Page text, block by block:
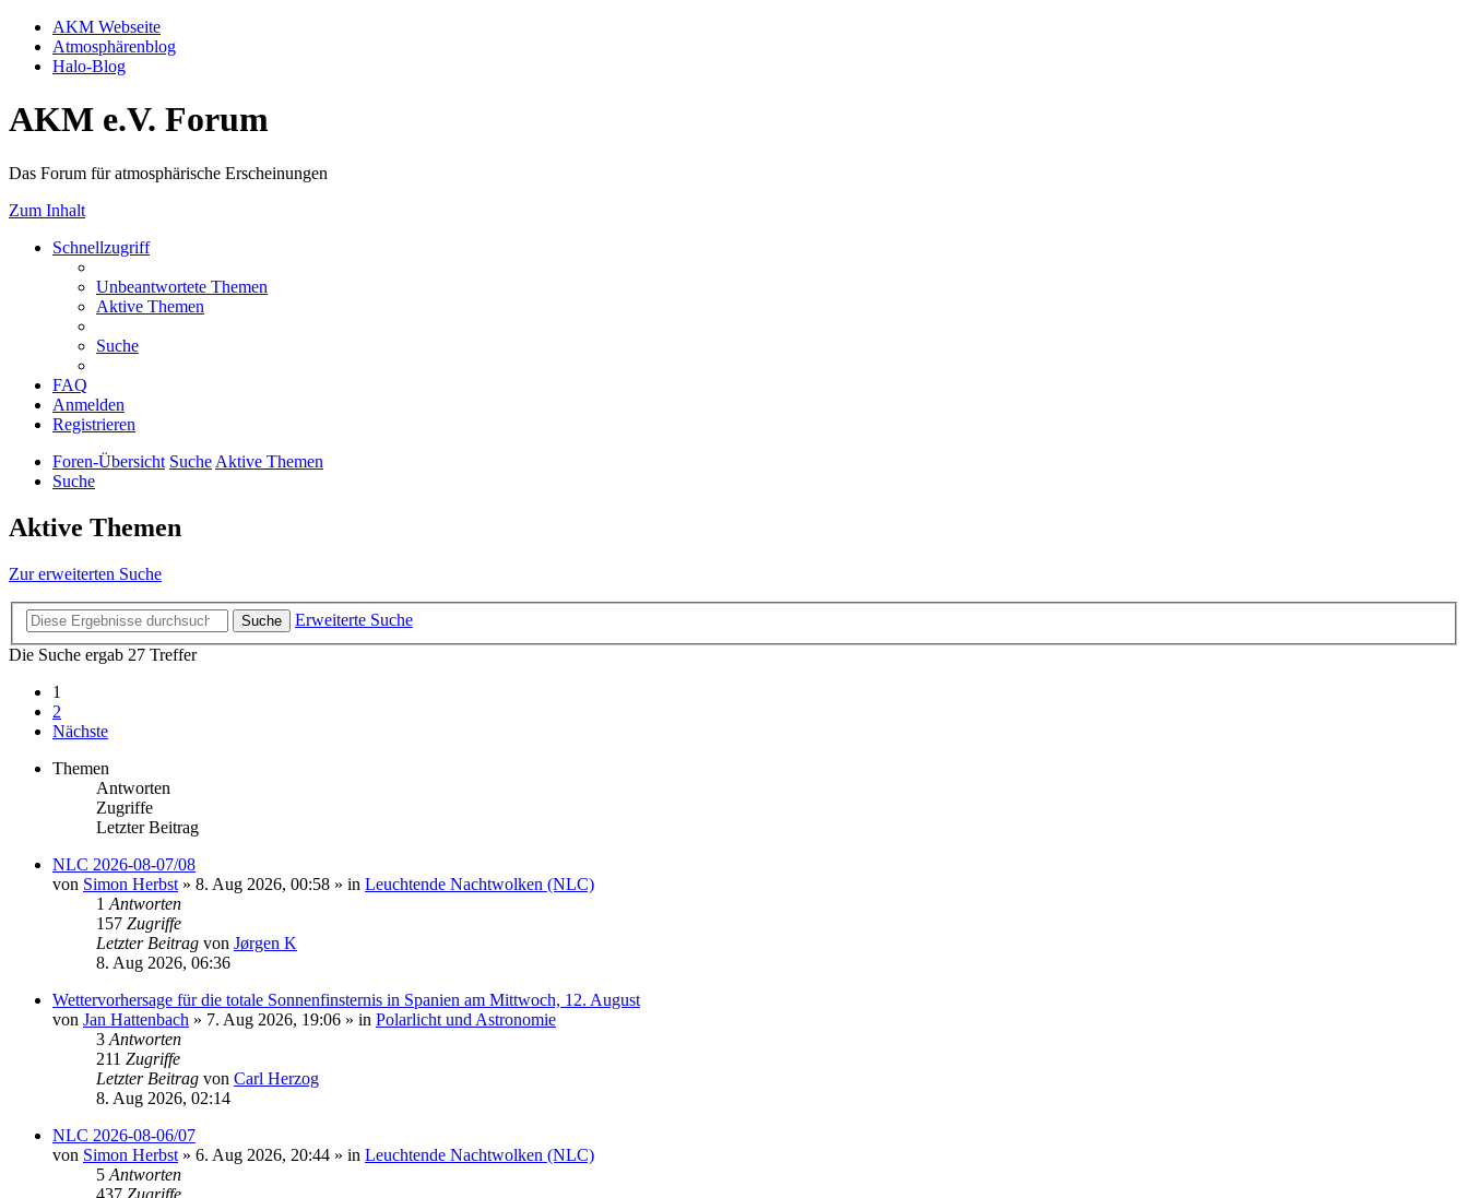
AKM Webseite
Atmosphärenblog
Halo-Blog
AKM e.V. Forum
Das Forum für atmosphärische Erscheinungen
Zum Inhalt
Schnellzugriff
Unbeantwortete Themen
Aktive Themen
Suche
FAQ
Anmelden
Registrieren
Foren-Übersicht Suche Aktive Themen
Suche
Aktive Themen
Zur erweiterten Suche
Suche
Erweiterte Suche
Die Suche ergab 27 Treffer
1
2
Nächste
Themen
Antworten
Zugriffe
Letzter Beitrag
NLC 2026-08-07/08
von Simon Herbst » 8. Aug 2026, 00:58 » in Leuchtende Nachtwolken (NLC)
1 Antworten
157 Zugriffe
Letzter Beitrag von Jørgen K
8. Aug 2026, 06:36
Wettervorhersage für die totale Sonnenfinsternis in Spanien am Mittwoch, 12. August
von Jan Hattenbach » 7. Aug 2026, 19:06 » in Polarlicht und Astronomie
3 Antworten
211 Zugriffe
Letzter Beitrag von Carl Herzog
8. Aug 2026, 02:14
NLC 2026-08-06/07
von Simon Herbst » 6. Aug 2026, 20:44 » in Leuchtende Nachtwolken (NLC)
5 Antworten